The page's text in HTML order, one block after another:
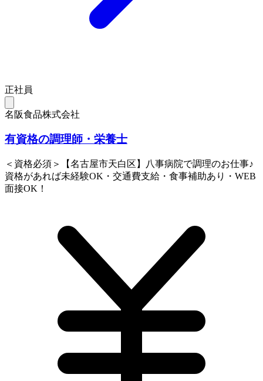
正社員
名阪食品株式会社
有資格の調理師・栄養士
＜資格必須＞【名古屋市天白区】八事病院で調理のお仕事♪
資格があれば未経験OK・交通費支給・食事補助あり・WEB
面接OK！